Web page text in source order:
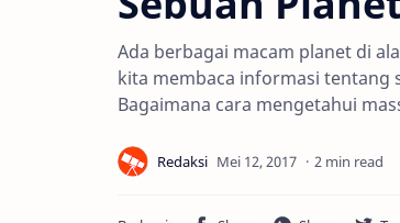
Ada berbagai macam planet di
kita membaca informasi tentang
Bagaimana cara mengetahui
2 min read